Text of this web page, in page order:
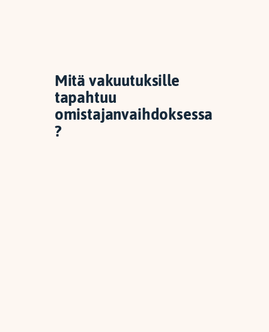
Mitä vakuutuksille
tapahtuu
omistajanvaihdoksessa
?